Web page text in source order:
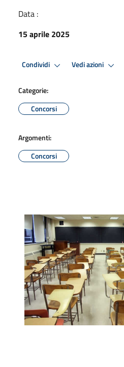
Data :
15 aprile 2025
Condividi Vedi azioni
Categorie:
Concorsi
Argomenti:
Concorsi